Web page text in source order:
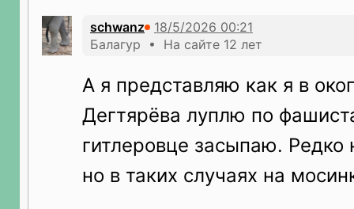
schwanz
Балагур • На сайте 12 лет
А я представляю как я в
Дегтярёва луплю по
гитлеровце засыпаю. Редко
но в таких случаях на